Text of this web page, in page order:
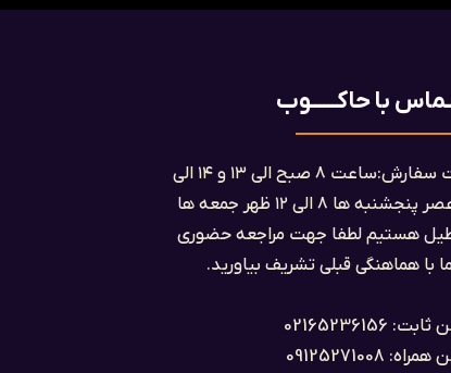
با حاکــــــوب
ثبت سفارش:ساعت ۸ صبح الی ۱۳ و ۱۴ الی
۱۹ عصر پنجشنبه ها ۸ الی ۱۲ ظهر جمعه ها
هستیم لطفا جهت مراجعه حضوری
با هماهنگی قبلی تشریف بیاورید.
02165236156
09125271008